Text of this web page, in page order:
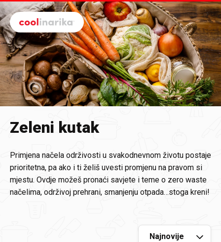
Preskoči na glavni sadržaj
Zeleni kutak
Primjena načela održivosti u svakodnevnom životu postaje
prioritetna, pa ako i ti želiš uvesti promjenu na pravom si
mjestu. Ovdje možeš pronaći savjete i teme o zero waste
načelima, održivoj prehrani, smanjenju otpada…stoga kreni!